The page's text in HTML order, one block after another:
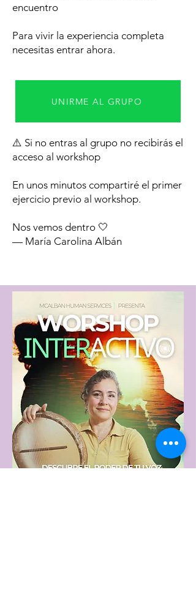
encuentro
Para vivir la experiencia completa
necesitas entrar ahora.
UNIRME AL GRUPO
⚠️ Si no entras al grupo no recibirás el
acceso al workshop
En unos minutos compartiré el primer
ejercicio previo al workshop.
Nos vemos dentro 🤍
— María Carolina Albán